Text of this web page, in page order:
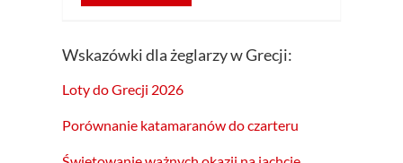
Wskazówki dla żeglarzy w Grecji:
Loty do Grecji 2026
Porównanie katamaranów do czarteru